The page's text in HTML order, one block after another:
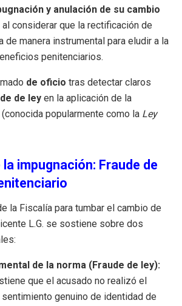
y anulación de su cambio
al considerar que la rectificación de
de manera instrumental para eludir a la
penitenciarios.
de oficio tras detectar claros
de ley en la aplicación de la
popularmente como la Ley
impugnación: Fraude de
la Fiscalía para tumbar el cambio de
L.G. se sostiene sobre dos
de la norma (Fraude de ley):
que el acusado no realizó el
genuino de identidad de